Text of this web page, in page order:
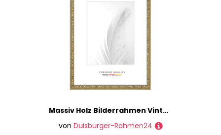
Massiv Holz Bilderrahmen Vintage Retro 40 x 110 cm in Alt-Gold Barock | inkl. bruchsicherer Anti-Reflex Kunstglasscheibe | Rahmen für Poster | Puzzle | Foto collage DR109
von Duisburger-Rahmen24